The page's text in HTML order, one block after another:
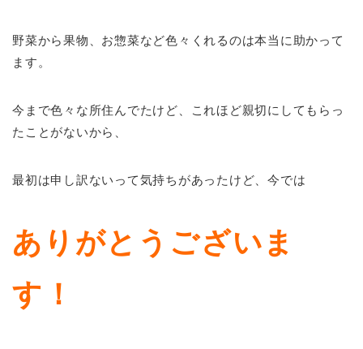
野菜から果物、お惣菜など色々くれるのは本当に助かって
ます。
今まで色々な所住んでたけど、これほど親切にしてもらっ
たことがないから、
最初は申し訳ないって気持ちがあったけど、今では
ありがとうございま
す！